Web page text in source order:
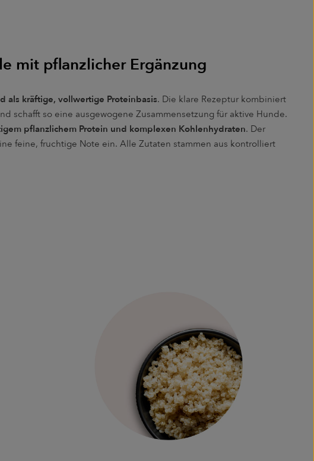
mit pflanzlicher Ergänzung
als kräftige, vollwertige Proteinbasis. Die klare Rezeptur kombiniert
schafft so eine ausgewogene Zusammensetzung für aktive Hunde.
pflanzlichem Protein und komplexen Kohlenhydraten. Der
feine, fruchtige Note ein. Alle Zutaten stammen aus kontrolliert